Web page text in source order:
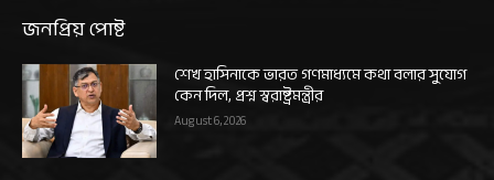
জনপ্রিয় পোষ্ট
শেখ হাসিনাকে ভারত গণমাধ্যমে কথা বলার সুযোগ
কেন দিল, প্রশ্ন স্বরাষ্ট্রমন্ত্রীর
August 6, 2026